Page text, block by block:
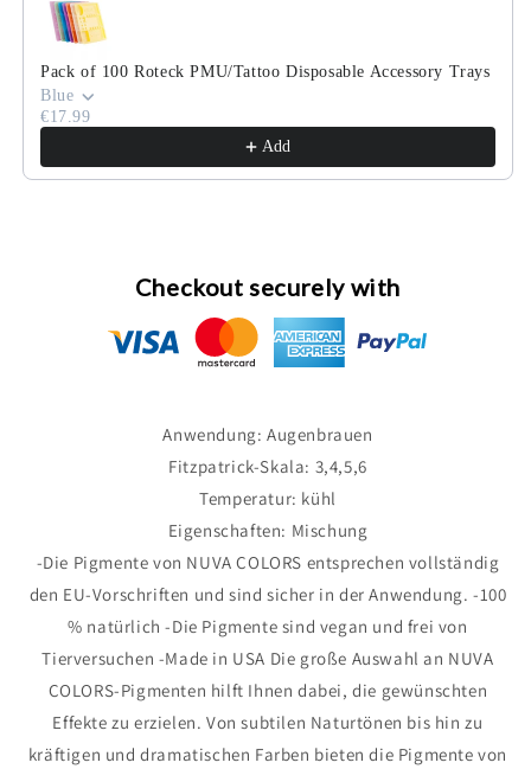
Pack of 100 Roteck PMU/Tattoo Disposable Accessory Trays
Blue
€17.99
Add
Checkout securely with
Anwendung: Augenbrauen
Fitzpatrick-Skala: 3,4,5,6
Temperatur: kühl
Eigenschaften: Mischung
-Die Pigmente von NUVA COLORS entsprechen vollständig
den EU-Vorschriften und sind sicher in der Anwendung. -100
% natürlich -Die Pigmente sind vegan und frei von
Tierversuchen -Made in USA Die große Auswahl an NUVA
COLORS-Pigmenten hilft Ihnen dabei, die gewünschten
Effekte zu erzielen. Von subtilen Naturtönen bis hin zu
kräftigen und dramatischen Farben bieten die Pigmente von